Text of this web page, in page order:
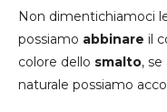
Non dimentichiamoci
possiamo abbinare il
colore dello smalto,
naturale possiamo